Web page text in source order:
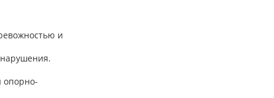
и
опорно-